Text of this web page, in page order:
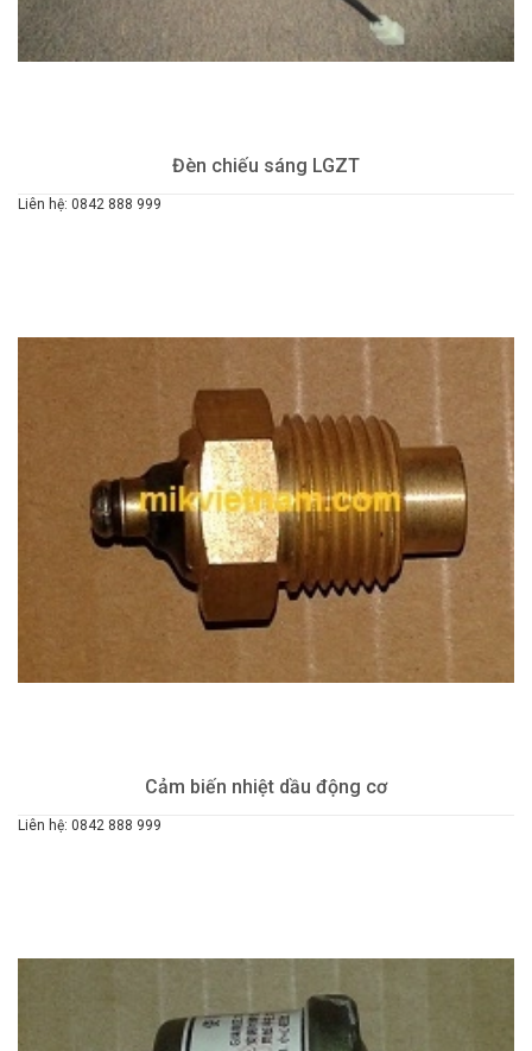
Đèn chiếu sáng LGZT
Liên hệ: 0842 888 999
Cảm biến nhiệt dầu động cơ
Liên hệ: 0842 888 999